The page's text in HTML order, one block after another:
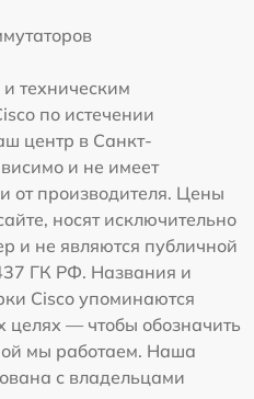
техническим
по истечении
центр в Санкт-
и не имеет
от производителя. Цены
носят исключительно
и не являются публичной
ГК РФ. Названия и
Cisco упоминаются
— чтобы обозначить
мы работаем. Наша
с владельцами